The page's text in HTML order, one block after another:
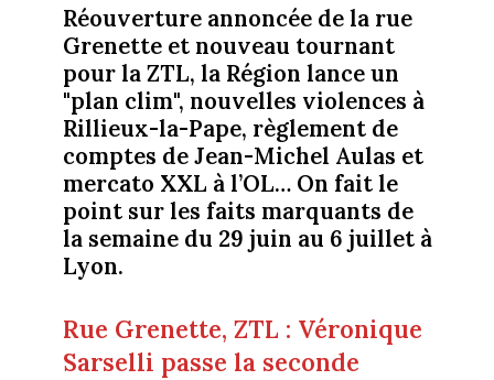
Réouverture annoncée de la rue
Grenette et nouveau tournant
pour la ZTL, la Région lance un
"plan clim", nouvelles violences à
Rillieux-la-Pape, règlement de
comptes de Jean-Michel Aulas et
mercato XXL à l’OL… On fait le
point sur les faits marquants de
la semaine du 29 juin au 6 juillet à
Lyon.
Rue Grenette, ZTL : Véronique
Sarselli passe la seconde